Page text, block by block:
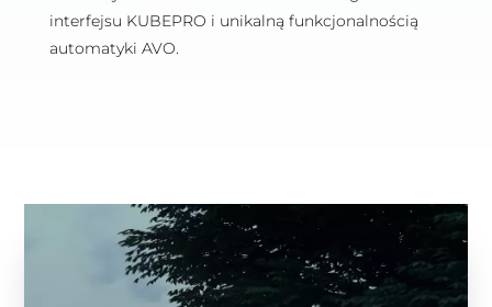
interfejsu KUBEPRO i unikalną funkcjonalnością
automatyki AVO.